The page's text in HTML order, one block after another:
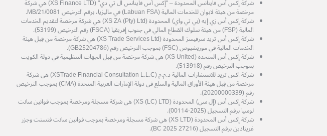
شركة إكس أس فاينانس المحدودة – "إكس أس فاينانس ال تي دي" (XS Finance LTD) هي شركة
مرخصة من هيئة لابوان للخدمات المالية (Labuan FSA) في ماليزيا، برقم الترخيص MB/21/0081.
شركة إكس أس زي إيه (بي تي واي) المحدودة (XS ZA (Pty) Ltd) هي شركة مرخصة لتقديم الخدمات
المالية (FSP) من هيئة سلوك القطاع المالي في جنوب إفريقيا (FSCA) رقم الترخيص (53199).
شركة إكس أس تريد سرفيسز المحدودة (XS Trade Services Ltd) هي شركة مرخصة من قِبل هيئة
الخدمات المالية في موريشيوس (FSC) بموجب الترخيص رقم (GB25204786).
شركة إكس أس المتحدة (XS United) هي شركة مرخصة من قِبل الجهات التنظيمية في دولة الكويت
بموجب الترخيص رقم (513918).
شركة اكس تريد للاستشارات المالية ذ.م.م (XSTrade Financial Consultation L.L.C) هي شركة
مرخصة من قِبل هيئة الأوراق المالية والسلع في دولة الإمارات العربية المتحدة (CMA) بموجب الترخيص
رقم (20200000339).
شركة إكس أس (إل سي) المحدودة (XS (LC) LTD) هي شركة مسجلة ومرخصة بموجب قوانين سانت
لوسيا برقم التسجيل (2025-00114).
شركة إكس أس المحدودة (XS LTD) هي شركة مسجلة ومرخصة بموجب قوانين سانت فنسنت وجزر
غرينادين برقم التسجيل (27216 BC 2025).